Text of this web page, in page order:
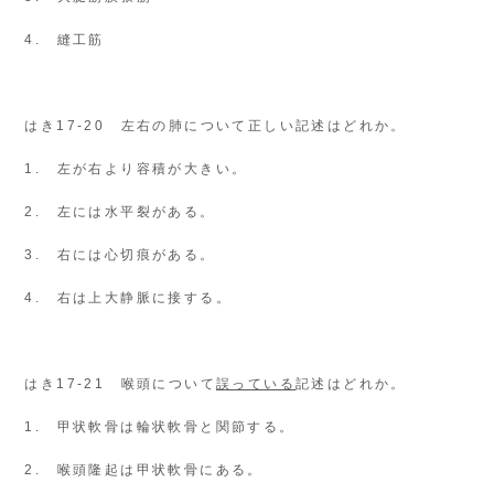
4. 縫工筋
はき17-20 左右の肺について正しい記述はどれか。
1. 左が右より容積が大きい。
2. 左には水平裂がある。
3. 右には心切痕がある。
4. 右は上大静脈に接する。
はき17-21 喉頭について誤っている記述はどれか。
1. 甲状軟骨は輪状軟骨と関節する。
2. 喉頭隆起は甲状軟骨にある。